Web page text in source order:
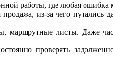
работы, где любая ошибка
из-за чего путались
маршрутные листы. Даже
проверять